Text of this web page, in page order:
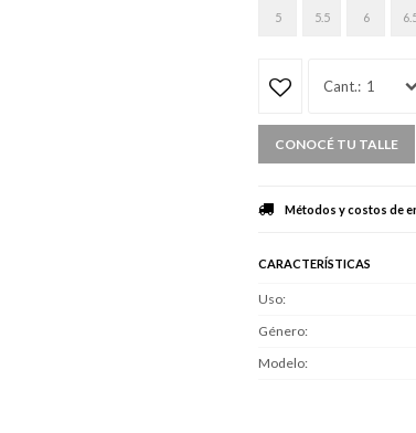
5 5.5 6
1
CONOCÉ TU TALLE
Métodos y costos de
CARACTERÍSTICAS
Uso
Género
Modelo